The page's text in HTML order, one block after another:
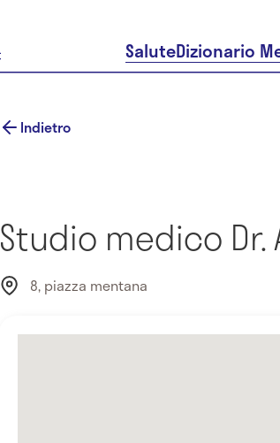
SaluteDizionario
Indietro
Studio medico
8, piazza mentana